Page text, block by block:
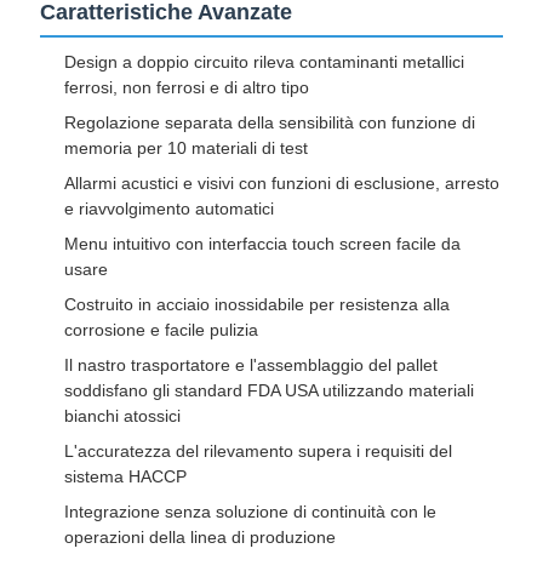
Caratteristiche Avanzate
Design a doppio circuito rileva contaminanti metallici
ferrosi, non ferrosi e di altro tipo
Regolazione separata della sensibilità con funzione di
memoria per 10 materiali di test
Allarmi acustici e visivi con funzioni di esclusione, arresto
e riavvolgimento automatici
Menu intuitivo con interfaccia touch screen facile da
usare
Costruito in acciaio inossidabile per resistenza alla
corrosione e facile pulizia
Il nastro trasportatore e l'assemblaggio del pallet
soddisfano gli standard FDA USA utilizzando materiali
bianchi atossici
L'accuratezza del rilevamento supera i requisiti del
sistema HACCP
Integrazione senza soluzione di continuità con le
operazioni della linea di produzione